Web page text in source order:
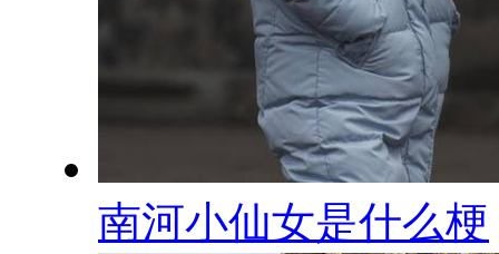
南河小仙女是什么梗